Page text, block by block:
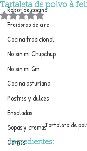
Robot de cocina
Freidoras de aire
Cocina tradicional
No sin mi Chupchup
No sin mi Gm
Cocina asturiana
Postres y dulces
Ensaladas
Sopas y cremas
Carnes
Tartaleta de polvo à
Obtuvo NaN de 5
Tartaleta de
Ingredientes: